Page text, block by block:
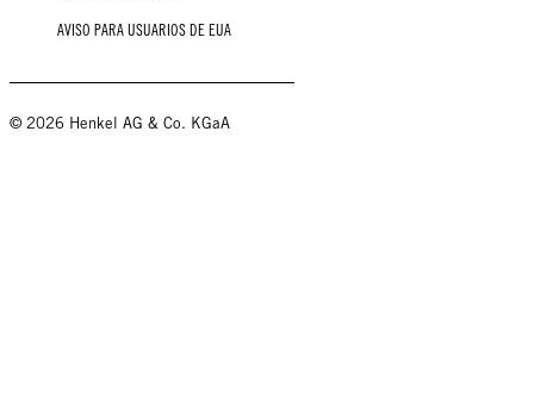
AVISO PARA USUARIOS DE EUA
© 2026 Henkel AG & Co. KGaA